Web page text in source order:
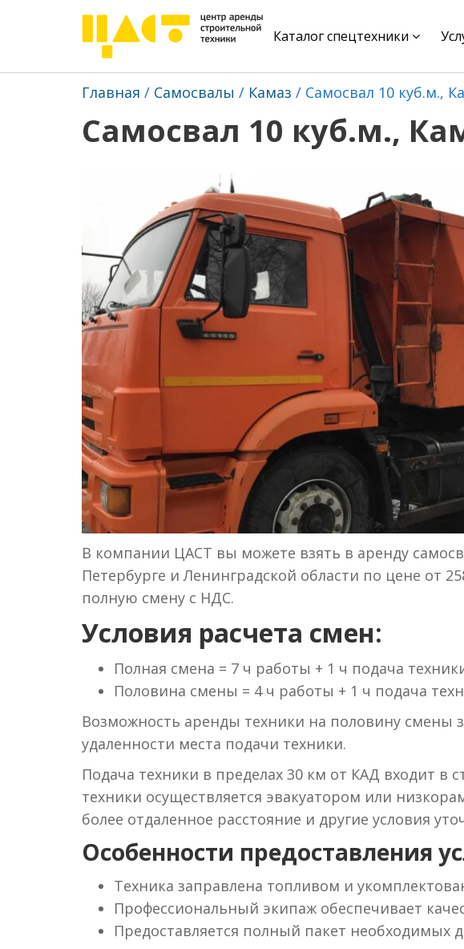
Каталог спецтехники
Главная Самосвалы Камаз Самосвал 10 куб.м.,
Самосвал 10 куб.м.,
В компании ЦАСТ вы можете взять в аренду
Петербурге и Ленинградской области по цене от
полную смену с НДС.
Условия расчета смен:
Полная смена = 7 ч работы + 1 ч подача
Половина смены = 4 ч работы + 1 ч подача
Возможность аренды техники на половину смены
удаленности места подачи техники.
Подача техники в пределах 30 км от КАД входит в
техники осуществляется эвакуатором или
более отдаленное расстояние и другие условия
Особенности предоставления
Техника заправлена топливом и
Профессиональный экипаж обеспечивает
Предоставляется полный пакет необходимых